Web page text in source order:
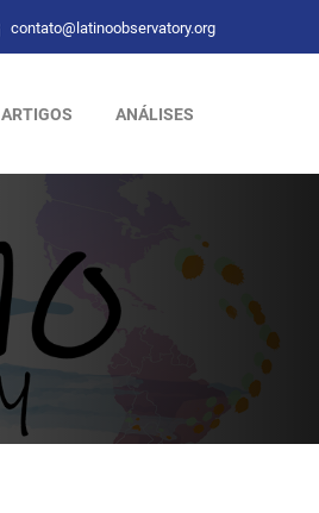
contato@latinoobservatory.org
ARTIGOS ANÁLISES